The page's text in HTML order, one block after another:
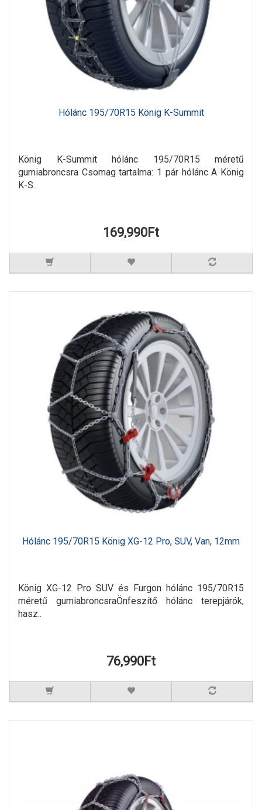
Hólánc 195/70R15 König K-Summit
König K-Summit hólánc 195/70R15 méretű
gumiabroncsra Csomag tartalma: 1 pár hólánc A König
K-S..
169,990Ft
Hólánc 195/70R15 König XG-12 Pro, SUV, Van, 12mm
König XG-12 Pro SUV és Furgon hólánc 195/70R15
méretű gumiabroncsraÖnfeszítő hólánc terepjárók,
hasz..
76,990Ft